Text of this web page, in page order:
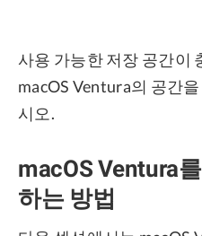
사용 가능한 저장 공간이
macOS Ventura의 공간
시오.
macOS Ventura
하는 방법